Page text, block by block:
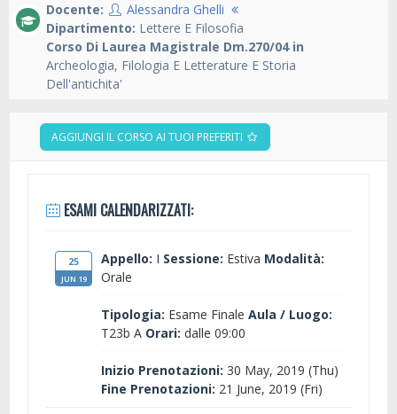
Docente:
Alessandra Ghelli
Dipartimento: Lettere E Filosofia
Corso Di Laurea Magistrale Dm.270/04 in
Archeologia, Filologia E Letterature E Storia
Dell'antichita'
AGGIUNGI IL CORSO AI TUOI PREFERITI
ESAMI CALENDARIZZATI:
25
JUN 19
Appello: I Sessione: Estiva Modalità:
Orale
Tipologia: Esame Finale Aula / Luogo:
T23b A Orari: dalle 09:00
Inizio Prenotazioni: 30 May, 2019 (Thu)
Fine Prenotazioni: 21 June, 2019 (Fri)